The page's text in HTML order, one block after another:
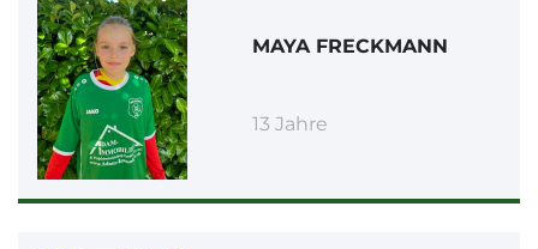
MAYA FRECKMANN
13 Jahre